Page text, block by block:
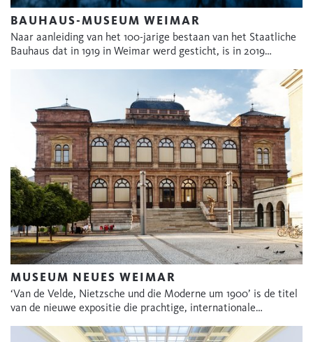
BAUHAUS-MUSEUM WEIMAR
Naar aanleiding van het 100-jarige bestaan van het Staatliche
Bauhaus dat in 1919 in Weimar werd gesticht, is in 2019…
MUSEUM NEUES WEIMAR
‘Van de Velde, Nietzsche und die Moderne um 1900’ is de titel
van de nieuwe expositie die prachtige, internationale…